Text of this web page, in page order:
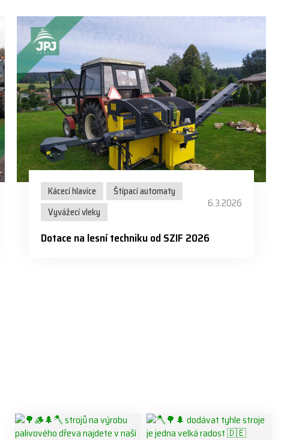
Kácecí hlavice
Štípací automaty
Vyvážecí vleky
6.3.2026
Dotace na lesní techniku od SZIF 2026